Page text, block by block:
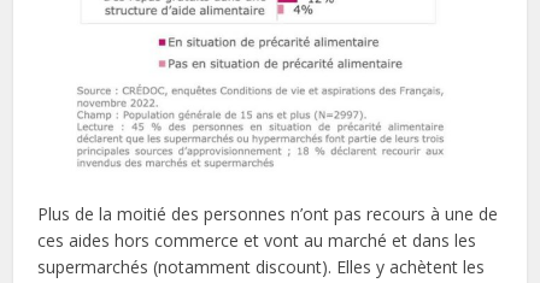
Plus de la moitié des personnes n’ont pas recours à une de
ces aides hors commerce et vont au marché et dans les
supermarchés (notamment discount). Elles y achètent les